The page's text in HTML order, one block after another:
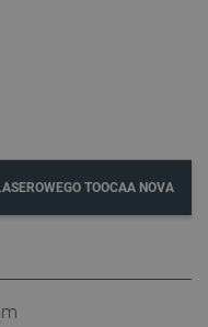
TOOCAA NOVA